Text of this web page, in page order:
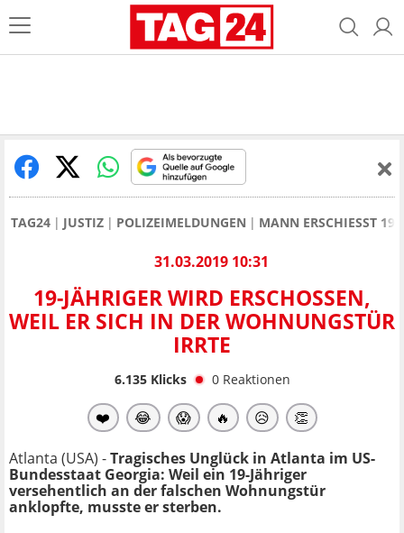
TAG24 JUSTIZ POLIZEIMELDUNGEN MANN ERSCHIESST
31.03.2019 10:31
19-JÄHRIGER WIRD ERSCHOSSEN,
WEIL ER SICH IN DER WOHNUNGSTÜR
IRRTE
6.135Klicks 0 Reaktionen
❤️ 😂 😱 🔥 😥 👏
Atlanta (USA) -Tragisches Unglück in Atlanta im US-
Bundesstaat Georgia: Weil ein 19-Jähriger
versehentlich an der falschen Wohnungstür
anklopfte, musste er sterben.